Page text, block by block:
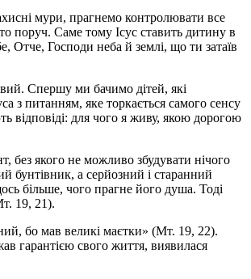
мури, прагнемо контролювати все
поруч. Саме тому Ісус ставить дитину в
Отче, Господи неба й землі, що ти затаїв
Спершу ми бачимо дітей, які
з питанням, яке торкається самого сенсу
для чого я живу, якою дорогою
без якого не можливо збудувати нічого
бунтівник, а серйозний і старанний
більше, чого прагне його душа. Тоді
19, 21).
бо мав великі маєтки» (Мт. 19, 22).
гарантією свого життя, виявилася